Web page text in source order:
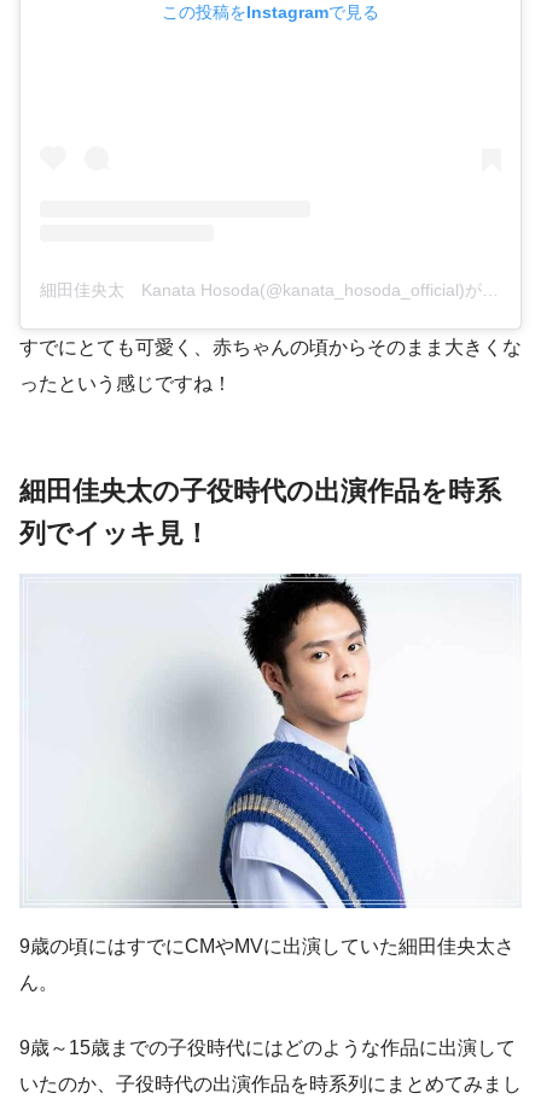
この投稿をInstagramで見る
すでにとても可愛く、赤ちゃんの頃からそのまま大きくな
ったという感じですね！
細田佳央太の子役時代の出演作品を時系
列でイッキ見！
9歳の頃にはすでにCMやMVに出演していた細田佳央太さ
ん。
9歳～15歳までの子役時代にはどのような作品に出演して
いたのか、子役時代の出演作品を時系列にまとめてみまし